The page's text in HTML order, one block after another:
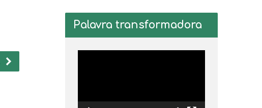
Palavra transformadora